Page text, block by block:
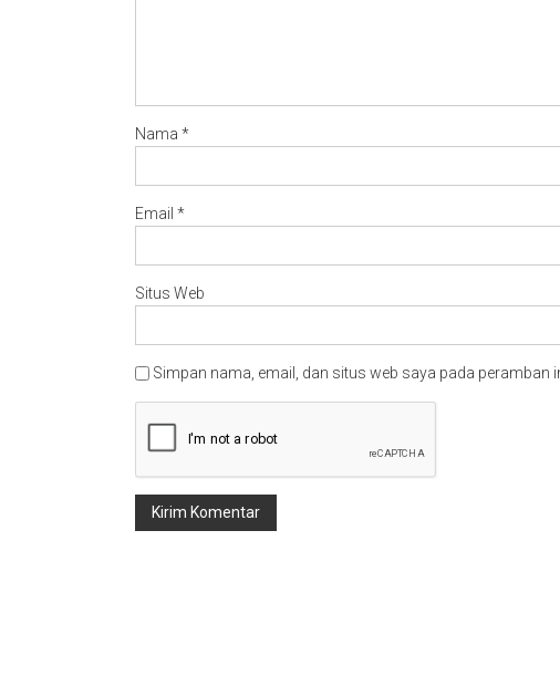
Nama *
Email *
Situs Web
Simpan nama, email, dan situs web saya pada peramban